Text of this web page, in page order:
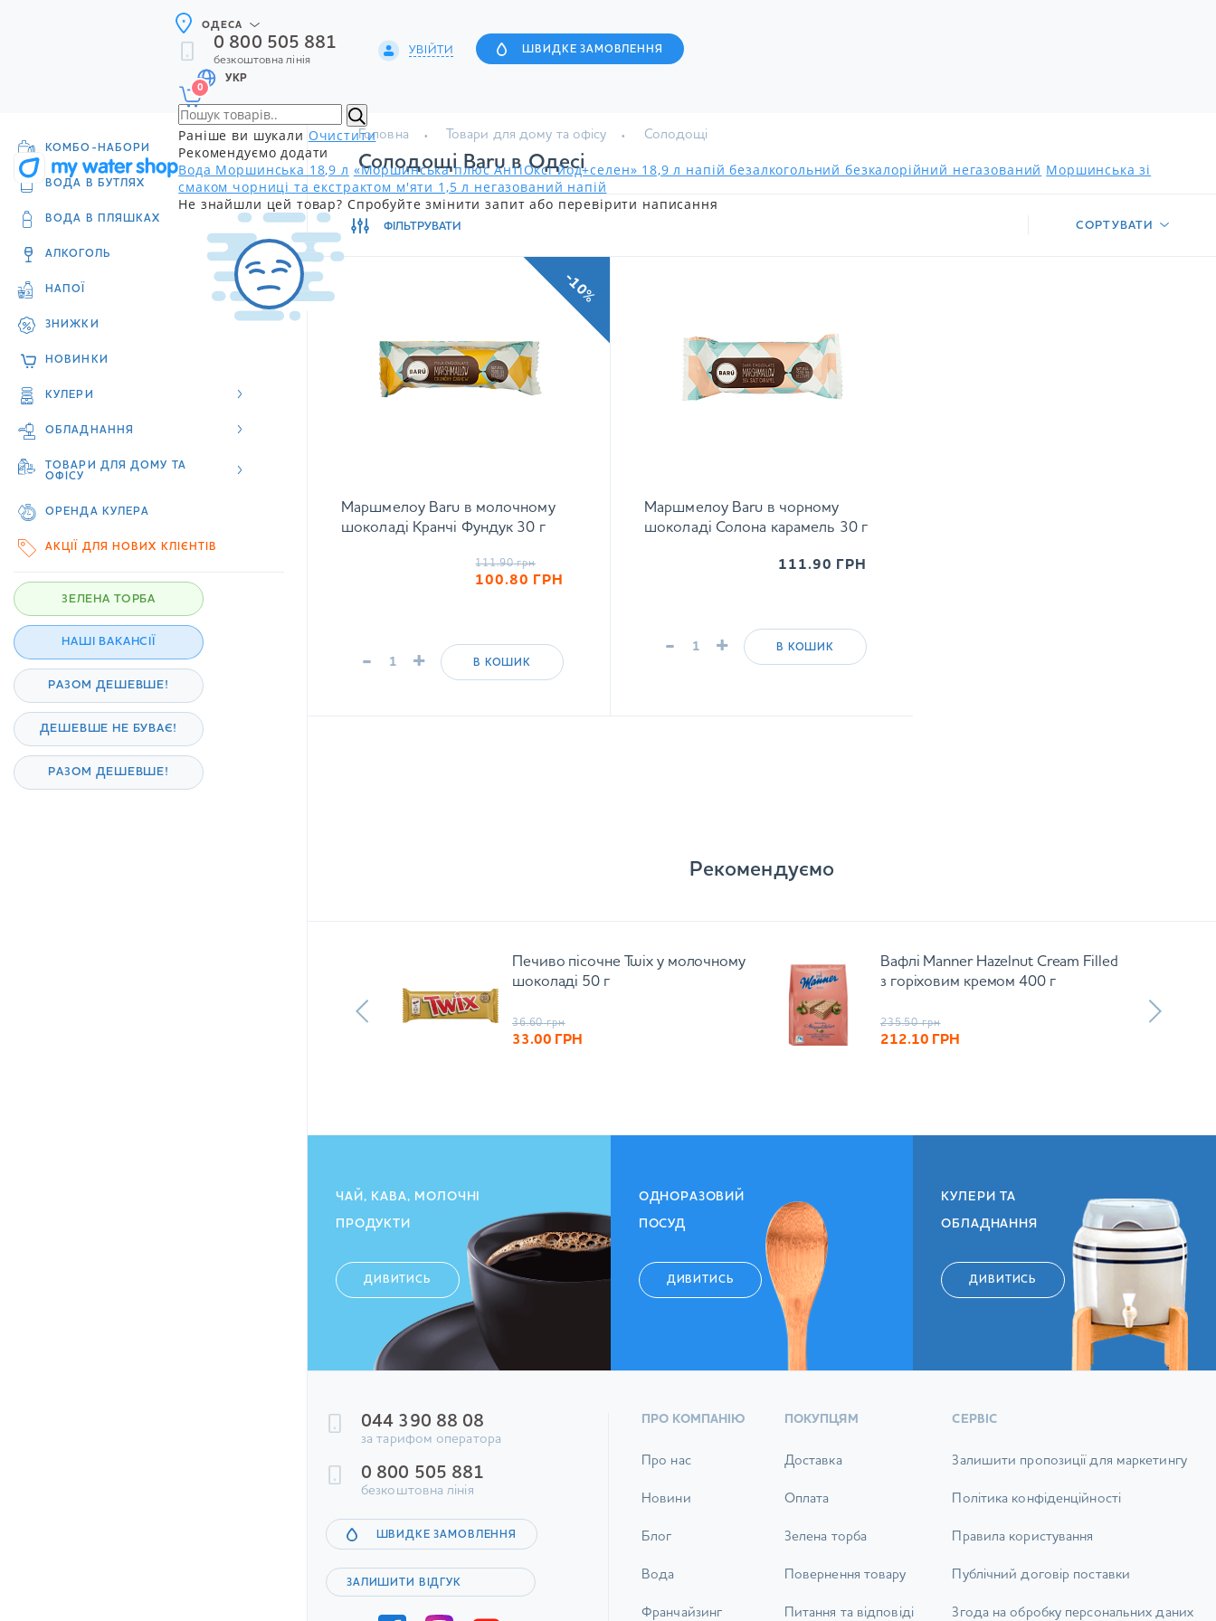
ОДЕСА
0 800 505 881
безкоштовна лінія
УВІЙТИ ШВИДКЕ ЗАМОВЛЕННЯ
УКР
0
Раніше ви шукали Очистити
Рекомендуємо додати
Вода Моршинська 18,9 л «Моршинська плюс АнтіОксі йод+селен» 18,9 л напій безалкогольний безкалорійний негазований Моршинська зі
смаком чорниці та екстрактом м'яти 1,5 л негазований напій
Не знайшли цей товар? Спробуйте змінити запит або перевірити написання
КОМБО-НАБОРИ
ВОДА В БУТЛЯХ
ВОДА В ПЛЯШКАХ
АЛКОГОЛЬ
НАПОЇ
ЗНИЖКИ
НОВИНКИ
КУЛЕРИ
ОБЛАДНАННЯ
ТОВАРИ ДЛЯ ДОМУ ТА
ОФІСУ
ОРЕНДА КУЛЕРА
АКЦІЇ ДЛЯ НОВИХ КЛІЄНТІВ
ЗЕЛЕНА ТОРБА
НАШІ ВАКАНСІЇ
РАЗОМ ДЕШЕВШЕ!
ДЕШЕВШЕ НЕ БУВАЄ!
РАЗОМ ДЕШЕВШЕ!
Головна Товари для дому та офісу Солодощі
Солодощі Baru в Одесі
ФІЛЬТРУВАТИ СОРТУВАТИ
Маршмелоу Baru в молочному
шоколаді Кранчі Фундук 30 г
111.90 грн
100.80 ГРН
- + В КОШИК
-10%
Маршмелоу Baru в чорному
шоколаді Солона карамель 30 г
111.90 ГРН
- + В КОШИК
Рекомендуємо
Печиво пісочне Twix у молочному
шоколаді 50 г
36.60 грн
33.00 ГРН
Вафлі Manner Hazelnut Cream Filled
з горіховим кремом 400 г
235.50 грн
212.10 ГРН
ЧАЙ, КАВА, МОЛОЧНІ
ПРОДУКТИ
ДИВИТИСЬ
ОДНОРАЗОВИЙ
ПОСУД
ДИВИТИСЬ
КУЛЕРИ ТА
ОБЛАДНАННЯ
ДИВИТИСЬ
044 390 88 08
за тарифом оператора
0 800 505 881
безкоштовна лінія
ШВИДКЕ ЗАМОВЛЕННЯ
ЗАЛИШИТИ ВІДГУК
ПРО КОМПАНІЮ
Про нас
Новини
Блог
Вода
Франчайзинг
ПОКУПЦЯМ
Доставка
Оплата
Зелена торба
Повернення товару
Питання та відповіді
СЕРВІС
Залишити пропозиції для маркетингу
Політика конфіденційності
Правила користування
Публічний договір поставки
Згода на обробку персональних даних